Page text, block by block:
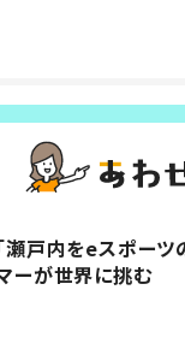
瀬戸内をeスポー
ーが世界に挑む